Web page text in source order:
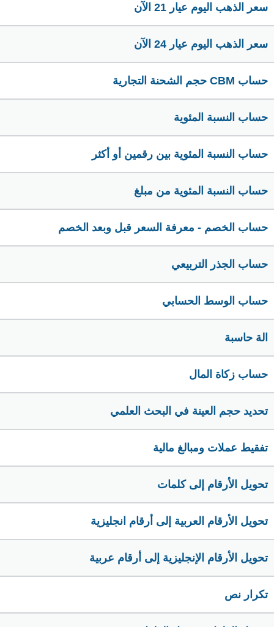
سعر الذهب اليوم عيار 21 الآن
سعر الذهب اليوم عيار 24 الآن
حساب CBM حجم الشحنة التجارية
حساب النسبة المئوية
حساب النسبة المئوية بين رقمين أو أكثر
حساب النسبة المئوية من مبلغ
حساب الخصم - معرفة السعر قبل وبعد الخصم
حساب الجذر التربيعي
حساب الوسط الحسابي
الة حاسبة
حساب زكاة المال
تحديد حجم العينة في البحث العلمي
تفقيط عملات ومبالغ مالية
تحويل الأرقام إلى كلمات
تحويل الأرقام العربية إلى أرقام انجليزية
تحويل الأرقام الإنجليزية إلى أرقام عربية
تكرار نص